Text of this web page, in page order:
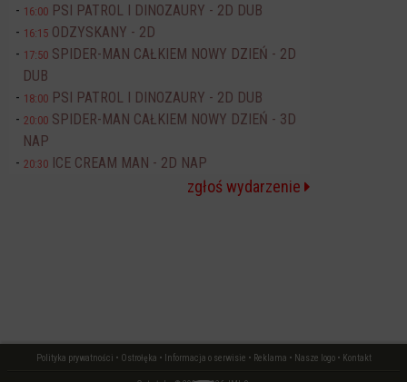
16:00 PSI PATROL I DINOZAURY - 2D DUB
16:15 ODZYSKANY - 2D
17:50 SPIDER-MAN CAŁKIEM NOWY DZIEŃ - 2D
DUB
18:00 PSI PATROL I DINOZAURY - 2D DUB
20:00 SPIDER-MAN CAŁKIEM NOWY DZIEŃ - 3D
NAP
20:30 ICE CREAM MAN - 2D NAP
zgłoś wydarzenie
Polityka prywatności • Ostrołęka • Informacja o serwisie • Reklama • Nasze logo• Kontakt